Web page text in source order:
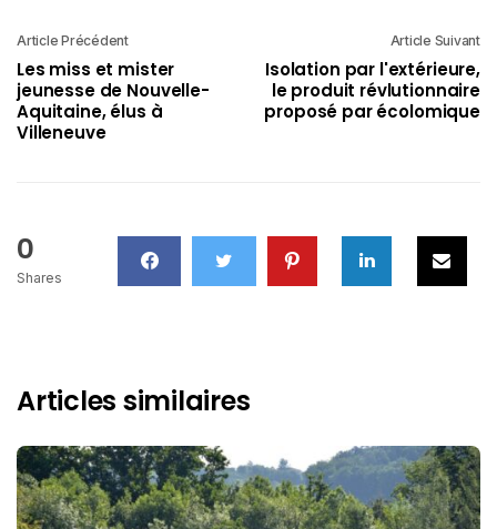
Article Précédent
Les miss et mister
jeunesse de Nouvelle-
Aquitaine, élus à
Villeneuve
Article Suivant
Isolation par l'extérieure,
le produit révlutionnaire
proposé par écolomique
0
Shares
Articles similaires